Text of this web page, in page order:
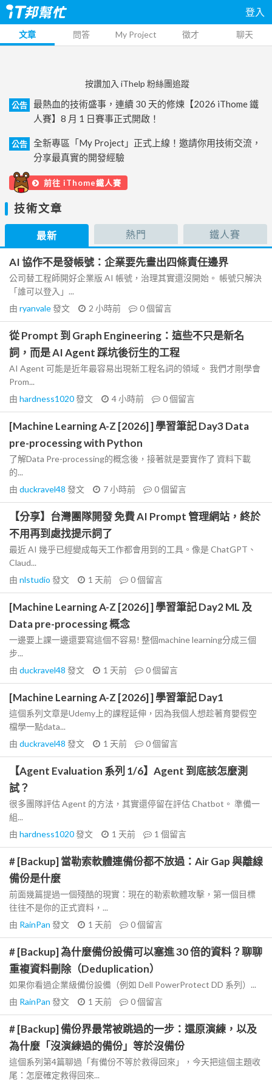
登入
文章 問答 My Project 徵才 聊天
按讚加入 iThelp 粉絲團追蹤
公告
最熱血的技術盛事，連續 30 天的修煉【2026 iThome 鐵
人賽】8 月 1 日賽事正式開啟！
公告
全新專區「My Project」正式上線！邀請你用技術交流，
分享最真實的開發經驗
前往 iThome鐵人賽
技術文章
最新 熱門 鐵人賽
AI 協作不是發帳號：企業要先畫出四條責任邊界
公司替工程師開好企業版 AI 帳號，治理其實還沒開始。 帳號只解決
「誰可以登入」...
由 ryanvale發文 2 小時前 0個留言
從 Prompt 到 Graph Engineering：這些不只是新名
詞，而是 AI Agent 踩坑後衍生的工程
AI Agent 可能是近年最容易出現新工程名詞的領域。 我們才剛學會
Prom...
由 hardness1020發文 4 小時前 0個留言
[Machine Learning A-Z [2026] ] 學習筆記 Day3 Data
pre-processing with Python
了解Data Pre-processing的概念後，接著就是要實作了 資料下載
的...
由 duckravel48 發文 7 小時前 0個留言
【分享】台灣團隊開發 免費 AI Prompt 管理網站，終於
不用再到處找提示詞了
最近 AI 幾乎已經變成每天工作都會用到的工具。像是 ChatGPT、
Claud...
由 nlstudio 發文 1 天前 0個留言
[Machine Learning A-Z [2026] ] 學習筆記 Day2 ML 及
Data pre-processing 概念
一邊要上課一邊還要寫這個不容易! 整個machine learning分成三個
步...
由 duckravel48 發文 1 天前 0個留言
[Machine Learning A-Z [2026] ] 學習筆記 Day1
這個系列文章是Udemy上的課程延伸，因為我個人想趁著育嬰假空
檔學一點data...
由 duckravel48 發文 1 天前 0個留言
【Agent Evaluation 系列 1/6】Agent 到底該怎麼測
試？
很多團隊評估 Agent 的方法，其實還停留在評估 Chatbot。 準備一
組...
由 hardness1020發文 1 天前 1 個留言
# [Backup] 當勒索軟體連備份都不放過：Air Gap 與離線
備份是什麼
前面幾篇提過一個殘酷的現實：現在的勒索軟體攻擊，第一個目標
往往不是你的正式資料，...
由 RainPan 發文 1 天前 0個留言
# [Backup] 為什麼備份設備可以塞進 30 倍的資料？聊聊
重複資料刪除（Deduplication）
如果你看過企業級備份設備（例如 Dell PowerProtect DD 系列）...
由 RainPan 發文 1 天前 0個留言
# [Backup] 備份界最常被跳過的一步：還原演練，以及
為什麼「沒演練過的備份」等於沒備份
這個系列第4篇聊過「有備份不等於救得回來」，今天把這個主題收
尾：怎麼確定救得回來...